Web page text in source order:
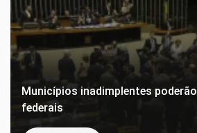
Municípios inadimplentes
federais